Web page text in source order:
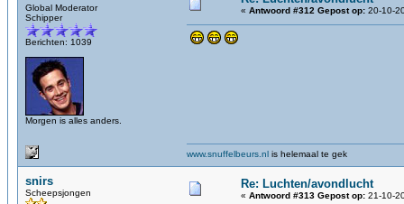
Global Moderator
Schipper
Berichten: 1039
Morgen is alles anders.
« Antwoord #312 Gepost op: 20-10-
www.snuffelbeurs.nl is helemaal te gek
snirs
Scheepsjongen
Re: Luchten/avondlucht
« Antwoord #313 Gepost op: 21-10-